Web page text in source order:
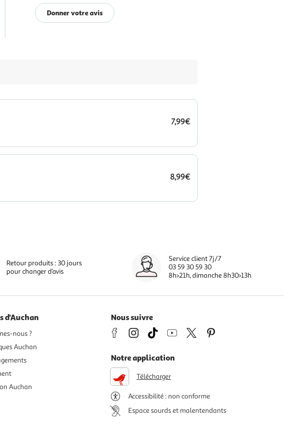
Donner votre avis
7,99€
8,99€
Retour produits : 30 jours
pour changer d’avis
Service client 7j/7
03 59 30 59 30
8h>21h, dimanche 8h30>13h
d'Auchan
nous ?
Auchan
Auchan
Nous suivre
Notre application
Télécharger
Accessibilité : non conforme
Espace sourds et malentendants